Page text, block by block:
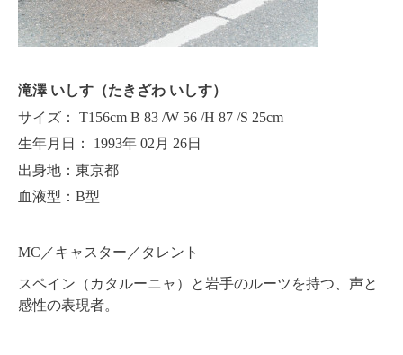
滝澤いしす（たきざわ いしす）
サイズ： T156cm B 83 /W 56 /H 87 /S 25cm
生年月日： 1993年 02月 26日
出身地：東京都
血液型：B型
MC／キャスター／タレント
スペイン（カタルーニャ）と岩手のルーツを持つ、声と
感性の表現者。